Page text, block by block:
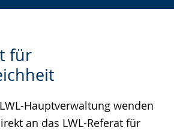
für
Hauptverwaltung wenden
an das LWL-Referat für